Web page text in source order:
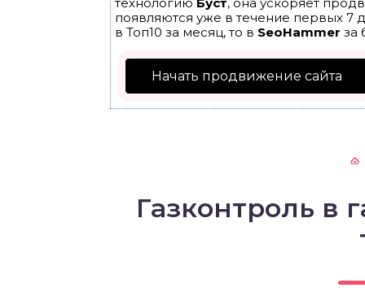
появляются уже в течение первых 7
в Топ10 за месяц, то в SeoHammer за
Начать продвижение сайта
Газконтроль в